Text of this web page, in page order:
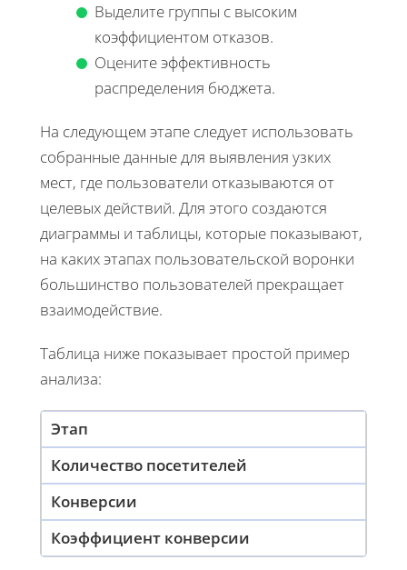
Выделите группы с высоким
коэффициентом отказов.
Оцените эффективность
распределения бюджета.
На следующем этапе следует использовать
собранные данные для выявления узких
мест, где пользователи отказываются от
целевых действий. Для этого создаются
диаграммы и таблицы, которые показывают,
на каких этапах пользовательской воронки
большинство пользователей прекращает
взаимодействие.
Таблица ниже показывает простой пример
анализа:
Этап
Количество посетителей
Конверсии
Коэффициент конверсии